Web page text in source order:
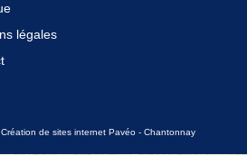
légales
Création de sites internet Pavéo - Chantonnay